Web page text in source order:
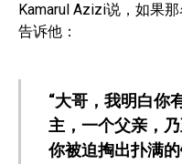
Kamarul Azizi说，如果
告诉他：
“大哥，我明白你
主，一个父亲，
你被迫掏出扑满